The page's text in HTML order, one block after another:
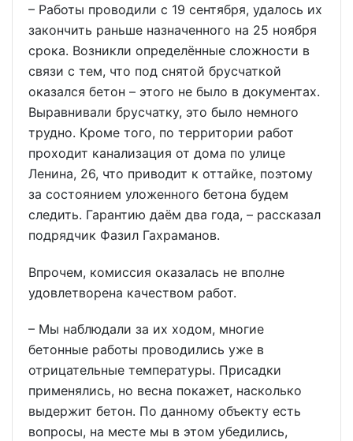
– Работы проводили с 19 сентября, удалось их
закончить раньше назначенного на 25 ноября
срока. Возникли определённые сложности в
связи с тем, что под снятой брусчаткой
оказался бетон – этого не было в документах.
Выравнивали брусчатку, это было немного
трудно. Кроме того, по территории работ
проходит канализация от дома по улице
Ленина, 26, что приводит к оттайке, поэтому
за состоянием уложенного бетона будем
следить. Гарантию даём два года, – рассказал
подрядчик Фазил Гахраманов.
Впрочем, комиссия оказалась не вполне
удовлетворена качеством работ.
– Мы наблюдали за их ходом, многие
бетонные работы проводились уже в
отрицательные температуры. Присадки
применялись, но весна покажет, насколько
выдержит бетон. По данному объекту есть
вопросы, на месте мы в этом убедились,